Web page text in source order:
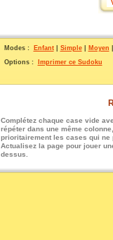
Modes : Enfant| Simple| Moyen
Options :
Imprimer ce Sudoku
Complétez chaque case vide
répéter dans une même
prioritairement les cases qui ne
Actualisez la page pour jouer
dessus.